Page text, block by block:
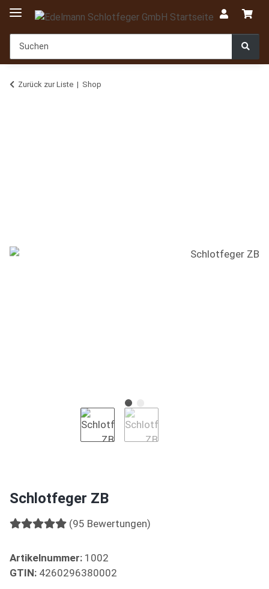
Zurück zur Liste Shop
Schlotfeger ZB
(95 Bewertungen)
Artikelnummer: 1002
GTIN: 4260296380002